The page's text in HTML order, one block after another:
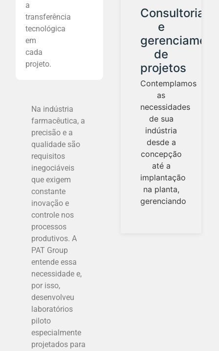
a
transferência
tecnológica
em
cada
projeto.
Na indústria
farmacêutica, a
precisão e a
qualidade são
requisitos
inegociáveis
que exigem
constante
inovação e
controle nos
processos
produtivos. A
PAT Group
entende essa
necessidade e,
por isso,
desenvolveu
laboratórios
piloto
especialmente
projetados para
Consultoria
e
projetos
necessidades
de sua
indústria
desde a
concepção
até a
implantação
na planta,
gerenciando
de
Produto
Contamos
com um
laboratório
com
equipamentos
de alta
tecnologia,
adequado
para o
desenvolvimento
de novos